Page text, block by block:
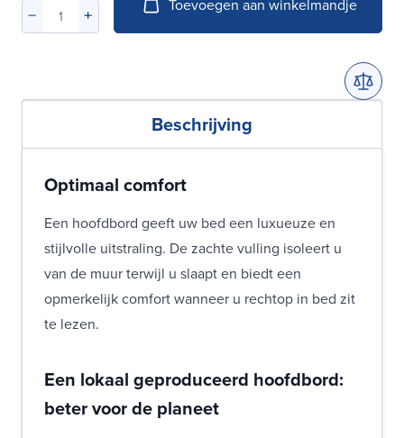
Toevoegen aan winkelmandje
Beschrijving
Optimaal comfort
Een hoofdbord geeft uw bed een luxueuze en
stijlvolle uitstraling. De zachte vulling isoleert u
van de muur terwijl u slaapt en biedt een
opmerkelijk comfort wanneer u rechtop in bed zit
te lezen.
Een lokaal geproduceerd hoofdbord:
beter voor de planeet